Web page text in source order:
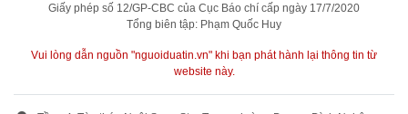
Giấy phép số 12/GP-CBC của Cục Báo chí cấp ngày 17/7/2020
Tổng biên tập: Phạm Quốc Huy
Vui lòng dẫn nguồn "nguoiduatin.vn" khi bạn phát hành lại thông tin từ
website này.